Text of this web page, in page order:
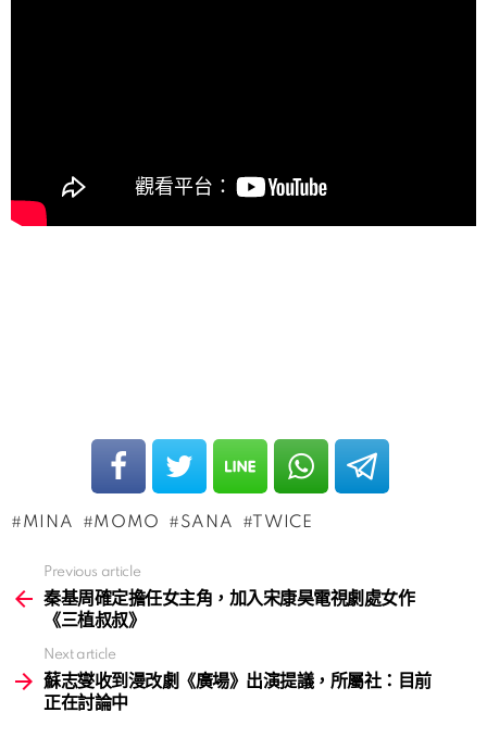
MINA MOMO SANA TWICE
more
Previous article
秦基周確定擔任女主角，加入宋康昊電視劇處女作
《三植叔叔》
Next article
蘇志燮收到漫改劇《廣場》出演提議，所屬社：目前
正在討論中